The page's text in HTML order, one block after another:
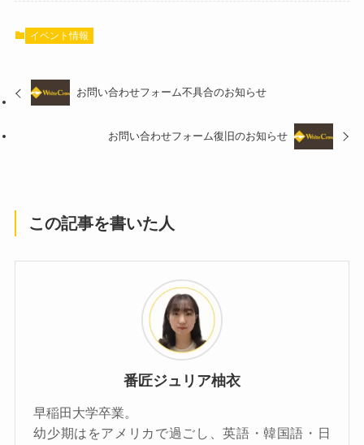
イベント情報
お問い合わせフォーム不具合のお知らせ
お問い合わせフォーム復旧のお知らせ
この記事を書いた人
番匠ジュリア柚衣
早稲田大学卒業。
幼少期はをアメリカで過ごし、英語・韓国語・日